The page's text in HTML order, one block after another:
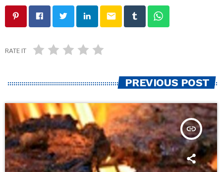
email
RATE IT
PREVIOUS POST
insert_link